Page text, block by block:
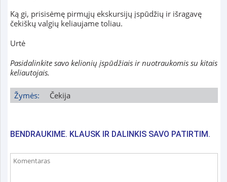
Ką gi, prisisėmę pirmųjų ekskursijų įspūdžių ir išragavę
čekiškų valgių keliaujame toliau.
Urtė
Pasidalinkite savo kelionių įspūdžiais ir nuotraukomis su kitais
keliautojais.
Žymės: Čekija
BENDRAUKIME. KLAUSK IR DALINKIS SAVO PATIRTIM.